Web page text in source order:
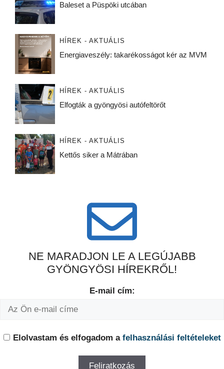
Baleset a Püspöki utcában
HÍREK - AKTUÁLIS
Energiaveszély: takarékosságot kér az MVM
HÍREK - AKTUÁLIS
Elfogták a gyöngyösi autófeltörőt
HÍREK - AKTUÁLIS
Kettős siker a Mátrában
NE MARADJON LE A LEGÚJABB
GYÖNGYÖSI HÍREKRŐL!
E-mail cím:
Elolvastam és elfogadom a felhasználási feltételeket